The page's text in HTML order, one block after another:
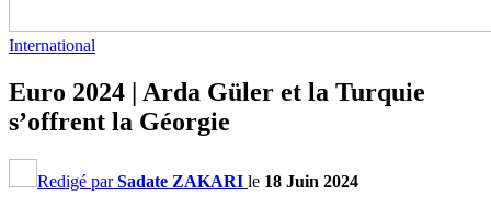
International
Euro 2024 | Arda Güler et la Turquie
s’offrent la Géorgie
Redigé parSadate ZAKARI le 18 Juin 2024